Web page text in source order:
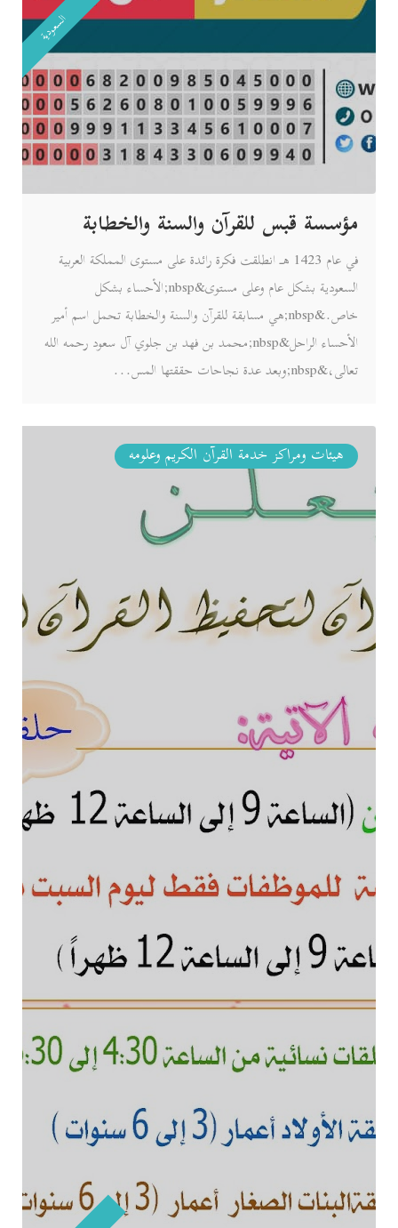
السعودية
مؤسسة قبس للقرآن والسنة والخطابة
في عام 1423 هـ انطلقت فكرة رائدة على مستوى المملكة العربية
السعودية بشكل عام وعلى مستوى&nbsp;الأحساء بشكل
خاص.&nbsp;هي مسابقة للقرآن والسنة والخطابة تحمل اسم أمير
الأحساء الراحل&nbsp;محمد بن فهد بن جلوي آل سعود رحمه الله
تعالى،&nbsp;وبعد عدة نجاحات حققتها المس...
هيئات ومراكز خدمة القرآن الكريم وعلومه